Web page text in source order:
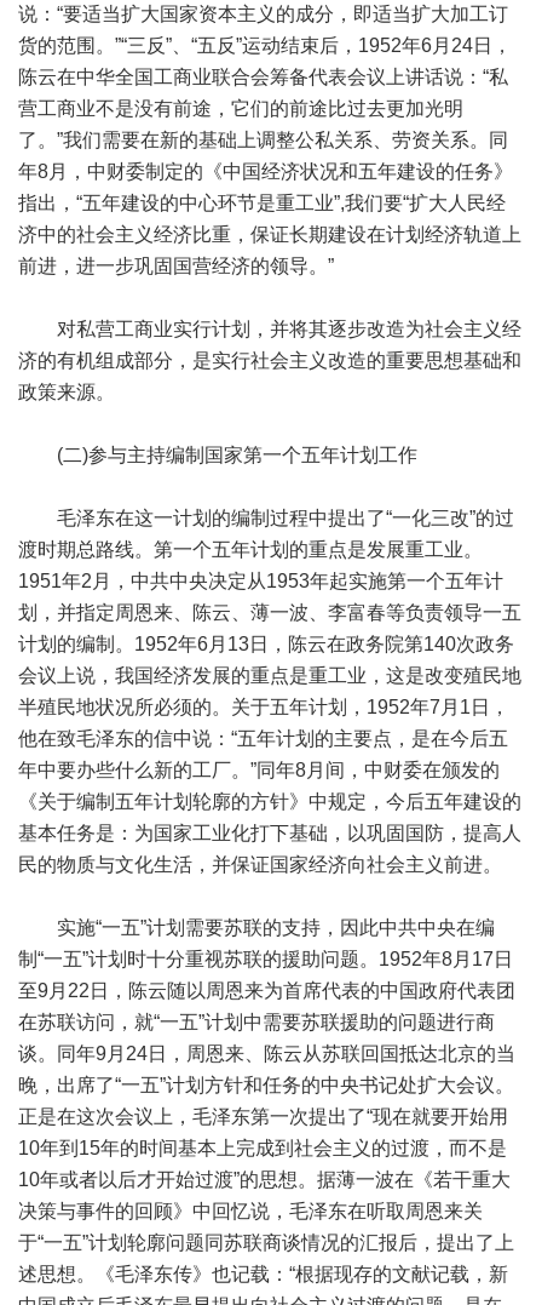
说：“要适当扩大国家资本主义的成分，即适当扩大加工订
货的范围。”“三反”、“五反”运动结束后，1952年6月24日，
陈云在中华全国工商业联合会筹备代表会议上讲话说：“私
营工商业不是没有前途，它们的前途比过去更加光明
了。”我们需要在新的基础上调整公私关系、劳资关系。同
年8月，中财委制定的《中国经济状况和五年建设的任务》
指出，“五年建设的中心环节是重工业”,我们要“扩大人民经
济中的社会主义经济比重，保证长期建设在计划经济轨道上
前进，进一步巩固国营经济的领导。”
对私营工商业实行计划，并将其逐步改造为社会主义经
济的有机组成部分，是实行社会主义改造的重要思想基础和
政策来源。
(二)参与主持编制国家第一个五年计划工作
毛泽东在这一计划的编制过程中提出了“一化三改”的过
渡时期总路线。第一个五年计划的重点是发展重工业。
1951年2月，中共中央决定从1953年起实施第一个五年计
划，并指定周恩来、陈云、薄一波、李富春等负责领导一五
计划的编制。1952年6月13日，陈云在政务院第140次政务
会议上说，我国经济发展的重点是重工业，这是改变殖民地
半殖民地状况所必须的。关于五年计划，1952年7月1日，
他在致毛泽东的信中说：“五年计划的主要点，是在今后五
年中要办些什么新的工厂。”同年8月间，中财委在颁发的
《关于编制五年计划轮廓的方针》中规定，今后五年建设的
基本任务是：为国家工业化打下基础，以巩固国防，提高人
民的物质与文化生活，并保证国家经济向社会主义前进。
实施“一五”计划需要苏联的支持，因此中共中央在编
制“一五”计划时十分重视苏联的援助问题。1952年8月17日
至9月22日，陈云随以周恩来为首席代表的中国政府代表团
在苏联访问，就“一五”计划中需要苏联援助的问题进行商
谈。同年9月24日，周恩来、陈云从苏联回国抵达北京的当
晚，出席了“一五”计划方针和任务的中央书记处扩大会议。
正是在这次会议上，毛泽东第一次提出了“现在就要开始用
10年到15年的时间基本上完成到社会主义的过渡，而不是
10年或者以后才开始过渡”的思想。据薄一波在《若干重大
决策与事件的回顾》中回忆说，毛泽东在听取周恩来关
于“一五”计划轮廓问题同苏联商谈情况的汇报后，提出了上
述思想。《毛泽东传》也记载：“根据现存的文献记载，新